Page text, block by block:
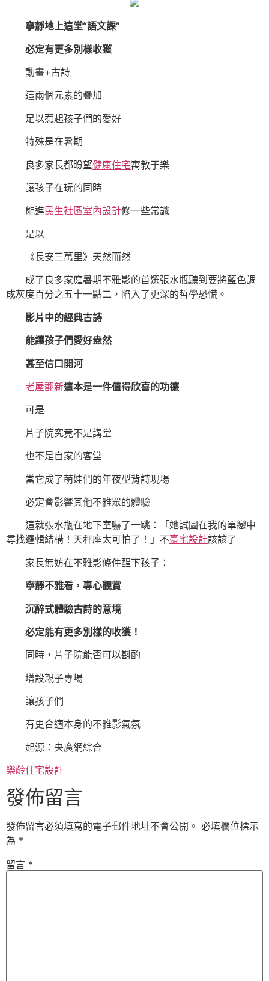
寧靜地上這堂“語文課”
必定有更多別樣收獲
動畫+古詩
這兩個元素的疊加
足以惹起孩子們的愛好
特殊是在暑期
良多家長都盼望健康住宅寓教于樂
讓孩子在玩的同時
能進民生社區室內設計修一些常識
是以
《長安三萬里》天然而然
成了良多家庭暑期不雅影的首選張水瓶聽到要將藍色調
成灰度百分之五十一點二，陷入了更深的哲學恐慌。
影片中的經典古詩
能讓孩子們愛好盎然
甚至信口開河
老屋翻新這本是一件值得欣喜的功德
可是
片子院究竟不是講堂
也不是自家的客堂
當它成了萌娃們的年夜型背詩現場
必定會影響其他不雅眾的體驗
這就張水瓶在地下室嚇了一跳：「她試圖在我的單戀中
尋找邏輯結構！天秤座太可怕了！」不豪宅設計該該了
家長無妨在不雅影條件醒下孩子：
寧靜不雅看，專心觀賞
沉醉式體驗古詩的意境
必定能有更多別樣的收獲！
同時，片子院能否可以斟酌
增設親子專場
讓孩子們
有更合適本身的不雅影氣氛
起源：央廣網綜合
樂齡住宅設計
發佈留言
發佈留言必須填寫的電子郵件地址不會公開。 必填欄位標示
為 *
留言 *